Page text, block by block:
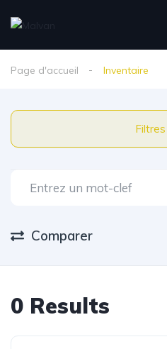
Page d'accueil Inventaire
Comparer
0 Results